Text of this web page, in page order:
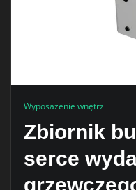
Wyposażenie wnętrz
Zbiornik
serce